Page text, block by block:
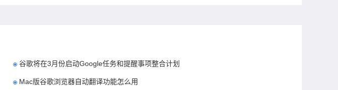
谷歌将在3月份启动Google任务和提醒事项整合计划
Mac版谷歌浏览器自动翻译功能怎么用